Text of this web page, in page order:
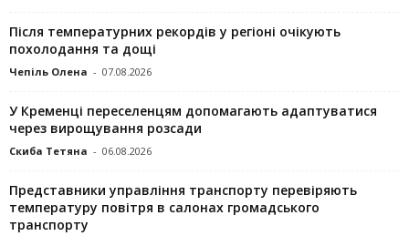
Після температурних рекордів у регіоні очікують
похолодання та дощі
Чепіль Олена - 07.08.2026
У Кременці переселенцям допомагають адаптуватися
через вирощування розсади
Скиба Тетяна - 06.08.2026
Представники управління транспорту перевіряють
температуру повітря в салонах громадського
транспорту